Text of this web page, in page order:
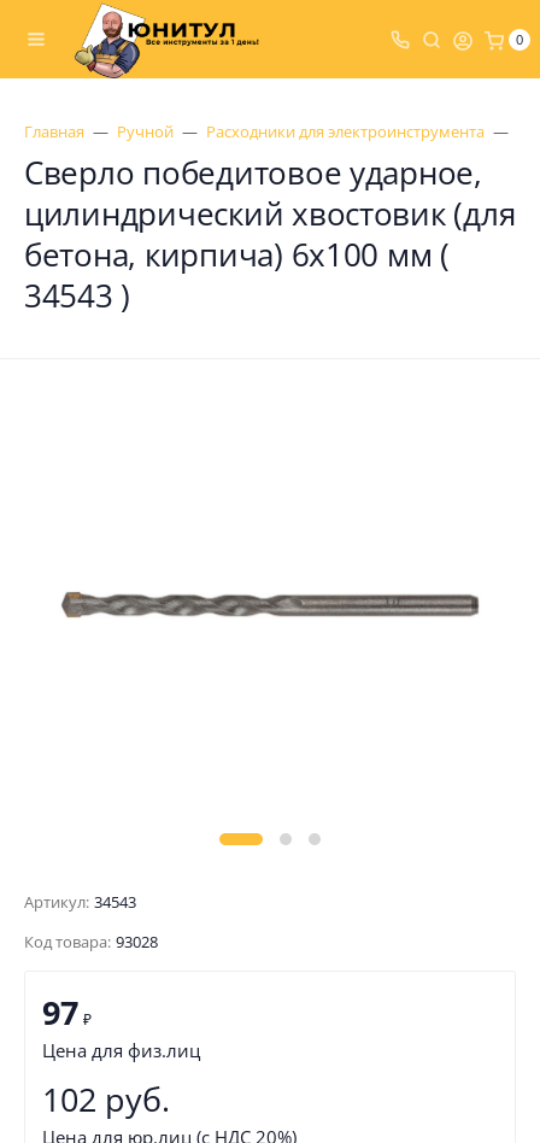
0
Главная Ручной Расходники для электроинструмента
Сверло победитовое ударное,
цилиндрический хвостовик (для
бетона, кирпича) 6х100 мм (
34543 )
Артикул: 34543
Код товара: 93028
97 ₽
Цена для физ.лиц
102 руб.
Цена для юр.лиц (с НДС 20%)